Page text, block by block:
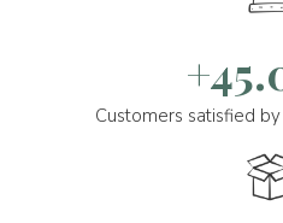
Customers satisfied